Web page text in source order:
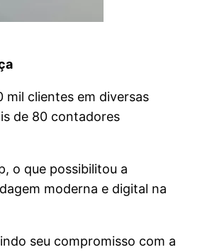
mil clientes em diversas
de 80 contadores
o que possibilitou a
moderna e digital na
seu compromisso com a